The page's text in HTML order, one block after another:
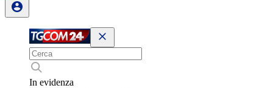
In evidenza